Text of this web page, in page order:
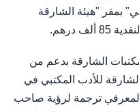
بمقر "هيئة الشارقة
درهم.
الشارقة بدعم من
للأدب المكتبي في
ترجمة لرؤية صاحب